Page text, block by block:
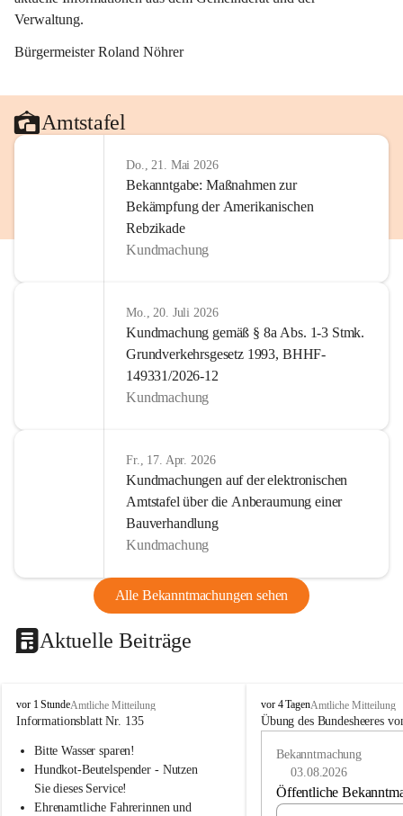
Verwaltung.
Bürgermeister Roland Nöhrer
Amtstafel
Do., 21. Mai 2026
Bekanntgabe: Maßnahmen zur
Bekämpfung der Amerikanischen
Rebzikade
Kundmachung
Mo., 20. Juli 2026
Kundmachung gemäß § 8a Abs. 1-3 Stmk.
Grundverkehrsgesetz 1993, BHHF-
149331/2026-12
Kundmachung
Fr., 17. Apr. 2026
Kundmachungen auf der elektronischen
Amtstafel über die Anberaumung einer
Bauverhandlung
Kundmachung
Alle Bekanntmachungen sehen
Aktuelle Beiträge
B
u
h
vor 1 StundeAmtliche Mitteilung
Informationsblatt Nr. 135
Bitte Wasser sparen!
Hundkot-Beutelspender - Nutzen
Sie dieses Service!
Ehrenamtliche Fahrerinnen und
B
u
vor 4 TagenAmtliche Mitteilung
Übung des Bundesheeres
Bekanntmachung
03.08.2026
Öffentliche